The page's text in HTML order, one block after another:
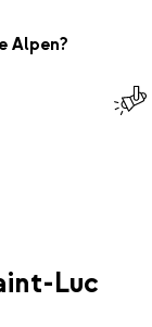
Alpen?
Luc